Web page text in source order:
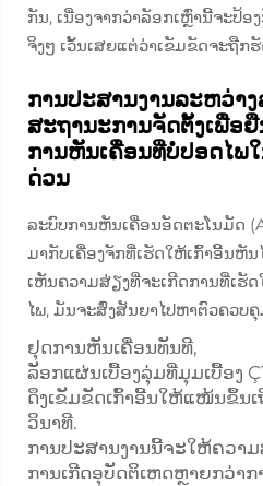
ກັນ, ເນື່ອງຈາກວ່າລັອກເຫຼົ່ານີ້ຈະປ້
ຈິງໆ ເວັ້ນເສຍແຕ່ວ່າເຂັມຂັດຈະຖືກ
ການປະສານງານລະຫວ່າ
ສະຖານະການຈັດຕັ້ງເພື່ອ
ການຫັນເຄື່ອນທີ່ບໍ່ປອດໄພ
ດ່ວນ
ລະບົບການຫັນເຄື່ອນອັດຕະໂນມັດ
ມາກັບເຄື່ອງຈັກທີ່ເຮັດໃຫ້ເກົ້າອີ້ນຫັນ
ເຫັນຄວາມສ່ຽງທີ່ຈະເກີດການທີ່ເຮັ
ໄພ, ມັນຈະສົ່ງສັນຍາໄປຫາຕົວຄວບຄຸ
ຢຸດການຫັນເຄື່ອນທັນທີ,
ລັອກແຜ່ນເບື້ອງລຸ່ມທີ່ມຸມເບື້ອງ
ດຶງເຂັມຂັດເກົ້າອີ້ນໃຫ້ແໜ້ນຂຶ້ນເ
ວິນາທີ.
ການປະສານງານນີ້ຈະໃຫ້ຄວາ
ການເກີດອຸບັດຕິເຫດຫຼາຍກວ່າ